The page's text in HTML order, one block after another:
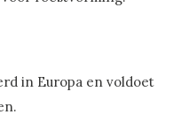
in Europa en voldoet